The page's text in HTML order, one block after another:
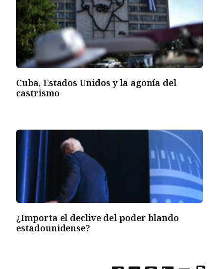
Cuba, Estados Unidos y la agonía del
castrismo
¿Importa el declive del poder blando
estadounidense?